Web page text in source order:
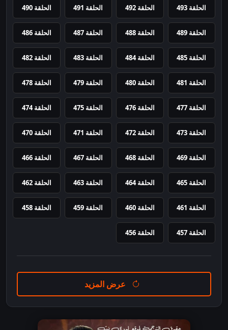
الحلقة 493 الحلقة 492 الحلقة 491 الحلقة 490
الحلقة 489 الحلقة 488 الحلقة 487 الحلقة 486
الحلقة 485 الحلقة 484 الحلقة 483 الحلقة 482
الحلقة 481 الحلقة 480 الحلقة 479 الحلقة 478
الحلقة 477 الحلقة 476 الحلقة 475 الحلقة 474
الحلقة 473 الحلقة 472 الحلقة 471 الحلقة 470
الحلقة 469 الحلقة 468 الحلقة 467 الحلقة 466
الحلقة 465 الحلقة 464 الحلقة 463 الحلقة 462
الحلقة 461 الحلقة 460 الحلقة 459 الحلقة 458
الحلقة 457 الحلقة 456
عرض المزيد